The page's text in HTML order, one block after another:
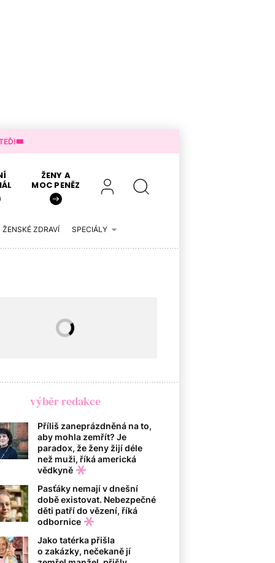
TEĎ!🎟️
ŽENY A
MOC PENĚZ
ŽENSKÉ ZDRAVÍ SPECIÁLY
výběr redakce
Příliš zaneprázdněná na to,
aby mohla zemřít? Je
paradox, že ženy žijí déle
než muži, říká americká
vědkyně
Pasťáky nemají v dnešní
době existovat. Nebezpečné
děti patří do vězení, říká
odbornice
Jako tatérka přišla
o zakázky, nečekaně jí